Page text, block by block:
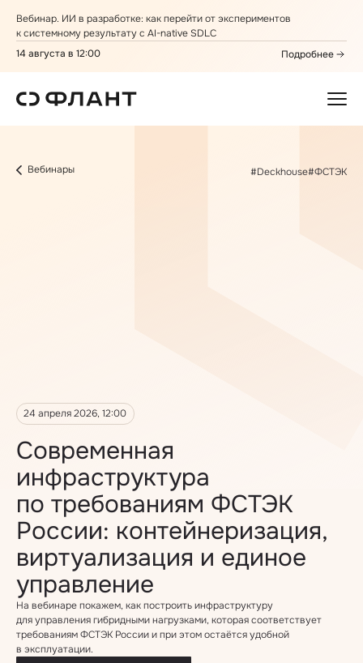
14 августа в 12:00 Подробнее
Вебинар. ИИ в разработке: как перейти от экспериментов
к системному результату с AI⁠-⁠native SDLC
Вебинары #Deckhouse#ФСТЭК
24 апреля 2026, 12:00
Современная
инфраструктура
по требованиям ФСТЭК
России: контейнеризация,
виртуализация и единое
управление
На вебинаре покажем, как построить инфраструктуру
для управления гибридными нагрузками, которая соответствует
требованиям ФСТЭК России и при этом остаётся удобной
в эксплуатации.